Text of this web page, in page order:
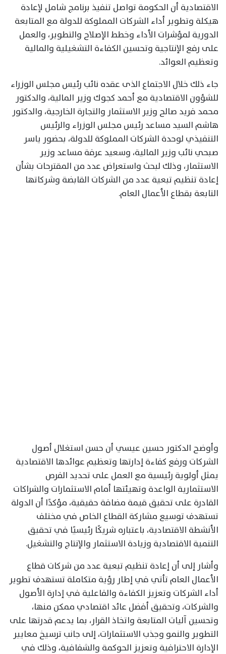
الاقتصادية أن الحكومة تواصل تنفيذ برنامج شامل لإعادة
هيكلة وتطوير أداء الشركات المملوكة للدولة مع المتابعة
الدورية لمؤشرات الأداء وخطط الإصلاح والتطوير، والعمل
على رفع الإنتاجية وتحسين الكفاءة التشغيلية والمالية
وتعظيم العوائد.
جاء ذلك خلال الاجتماع الذى عقده نائب رئيس مجلس الوزراء
للشؤون الاقتصادية مع أحمد كجوك وزير المالية، والدكتور
محمد فريد صالح وزير الاستثمار والتجارة الخارجية، والدكتور
هاشم السيد مساعد رئيس مجلس الوزراء والرئيس
التنفيذي لوحدة الشركات المملوكة للدولة، بحضور ياسر
صبحي نائب وزير المالية، وسعيد عرفة مساعد وزير
الاستثمار، وذلك لبحث واستعراض عدد من المقترحات بشأن
إعادة تنظيم تبعية عدد من الشركات القابضة وشركاتها
التابعة بقطاع الأعمال العام.
وأوضح الدكتور حسين عيسي أن حسن استغلال أصول
الشركات ورفع كفاءة إدارتها وتعظيم عوائدها الاقتصادية
يمثل أولوية رئيسية مع العمل على تحديد الفرص
الاستثمارية الواعدة وتهيئتها أمام الاستثمارات والشراكات
القادرة على تحقيق قيمة مضافة حقيقية، مؤكدًا أن الدولة
تستهدف توسيع مشاركة القطاع الخاص في مختلف
الأنشطة الاقتصادية، باعتباره شريكًا رئيسيًا في تحقيق
التنمية الاقتصادية وزيادة الاستثمار والإنتاج والتشغيل.
وأشار إلى أن إعادة تنظيم تبعية عدد من شركات قطاع
الأعمال العام تأتي في إطار رؤية متكاملة تستهدف تطوير
أداء الشركات وتعزيز الكفاءة والفاعلية في إدارة الأصول
والشركات، وتحقيق أفضل عائد اقتصادي ممكن منها،
وتحسين آليات المتابعة واتخاذ القرار، بما يدعم قدرتها على
التطوير والنمو وجذب الاستثمارات، إلى جانب ترسيخ معايير
الإدارة الاحترافية وتعزيز الحوكمة والشفافية، وذلك في